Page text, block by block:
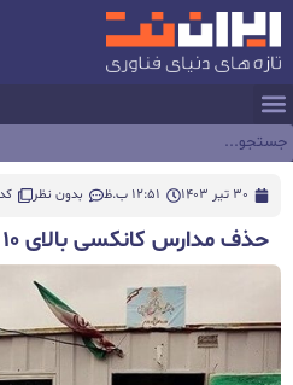
30 تیر 1403 12:51 ب.ظ بدون نظر کد
حذف مدارس کانکسی بالای ۱۰ دانش‌آموز در مهرماه